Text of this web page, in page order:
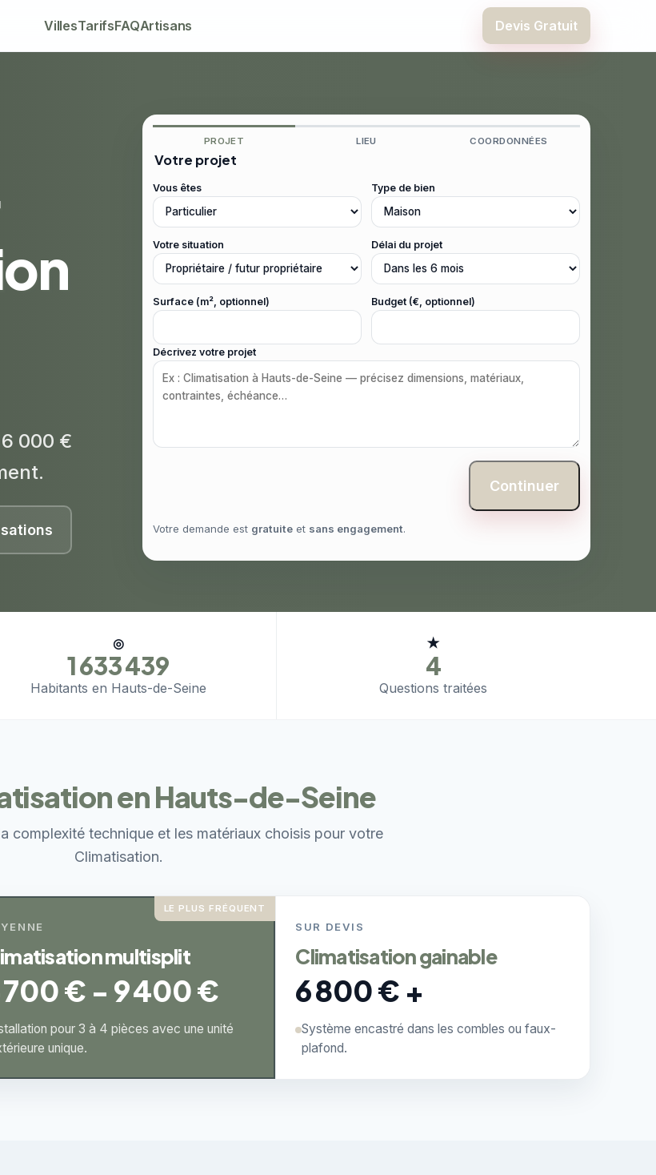
VillesTarifsFAQArtisans Devis Gratuit
000 €
PROJET LIEU COORDONNÉES
Votre projet
Vous êtes Type de bien
Votre situation Délai du projet
Surface (m², optionnel) Budget (€, optionnel)
Décrivez votre projet
Continuer
Votre demande est gratuite et sans engagement.
◎
1 633 439
Habitants en Hauts-de-Seine
★
4
Questions traitées
en Hauts-de-Seine
complexité technique et les matériaux choisis pour votre
Climatisation.
LE PLUS FRÉQUENT
multisplit
700 € - 9 400 €
pour 3 à 4 pièces avec une unité
unique.
SUR DEVIS
Climatisation gainable
6 800 € +
Système encastré dans les combles ou faux-
plafond.